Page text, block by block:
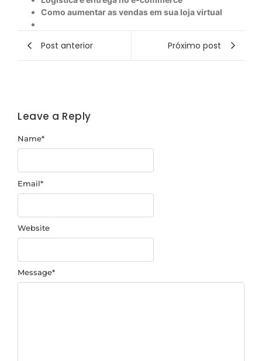
Como aumentar as vendas em sua loja virtual
Post anterior Próximo post
Leave a Reply
Message*
Name*
Email*
Website